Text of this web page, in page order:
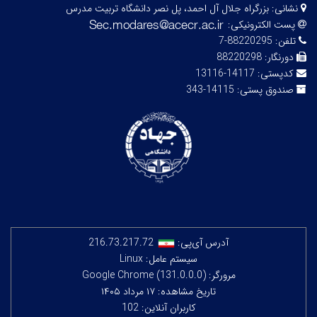
نشانی: بزرگراه جلال آل احمد، پل نصر دانشگاه تربیت مدرس
پست الکترونیکی:
تلفن: 88220295-7
دورنگار: 88220298
کدپستی: 14117-13116
صندوق پستی: 14115-343
آدرس آی‌پی:
216.73.217.72
سیستم عامل: Linux
مرورگر: Google Chrome (131.0.0.0)
تاریخ مشاهده: ۱۷ مرداد ۱۴۰۵
کاربران آنلاین: 102